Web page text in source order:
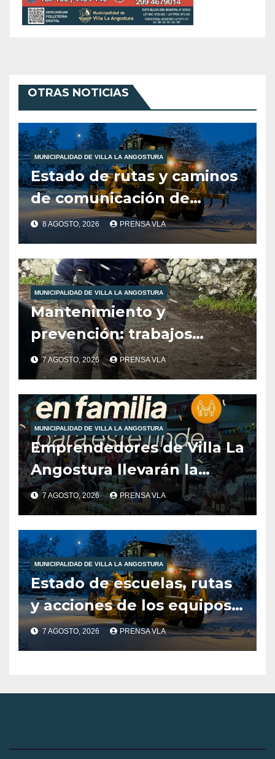
OTRAS NOTICIAS
MUNICIPALIDAD DE VILLA LA ANGOSTURA
Estado de rutas y caminos
de comunicación de
nuestra localidad
8 AGOSTO, 2026 PRENSA VLA
MUNICIPALIDAD DE VILLA LA ANGOSTURA
Mantenimiento y
prevención: trabajos
municipales ante las
condiciones climáticas.
7 AGOSTO, 2026 PRENSA VLA
MUNICIPALIDAD DE VILLA LA ANGOSTURA
Emprendedores de Villa La
Angostura llevarán la
producción local a Tienda
de Sabores.
7 AGOSTO, 2026 PRENSA VLA
MUNICIPALIDAD DE VILLA LA ANGOSTURA
Estado de escuelas, rutas
y acciones de los equipos
municipales – Villa La
Angostura – 7 de agosto –
7 AGOSTO, 2026 PRENSA VLA